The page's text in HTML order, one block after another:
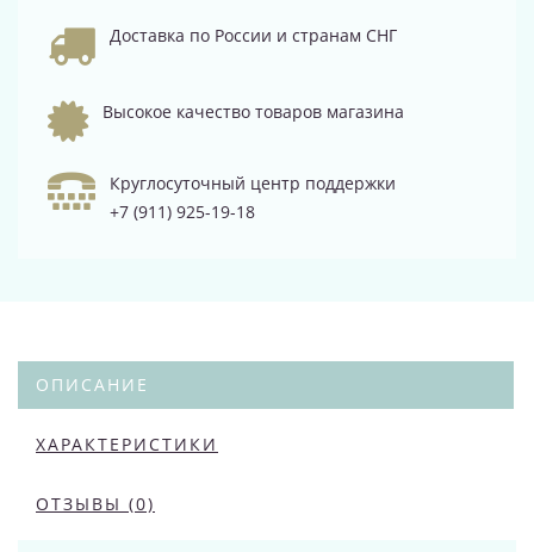
Доставка по России и странам СНГ
Высокое качество товаров магазина
Круглосуточный центр поддержки
+7 (911) 925-19-18
ОПИСАНИЕ
ХАРАКТЕРИСТИКИ
ОТЗЫВЫ (0)